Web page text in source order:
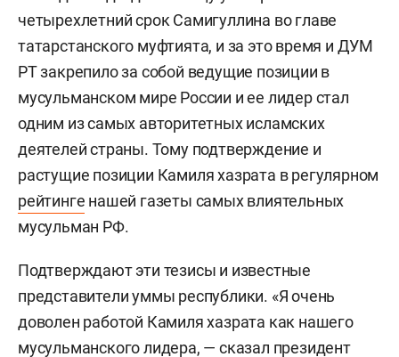
четырехлетний срок Самигуллина во главе
татарстанского муфтията, и за это время и ДУМ
РТ закрепило за собой ведущие позиции в
мусульманском мире России и ее лидер стал
одним из самых авторитетных исламских
деятелей страны. Тому подтверждение и
растущие позиции Камиля хазрата в регулярном
рейтинге нашей газеты самых влиятельных
мусульман РФ.
Подтверждают эти тезисы и известные
представители уммы республики. «Я очень
доволен работой Камиля хазрата как нашего
мусульманского лидера, — сказал президент